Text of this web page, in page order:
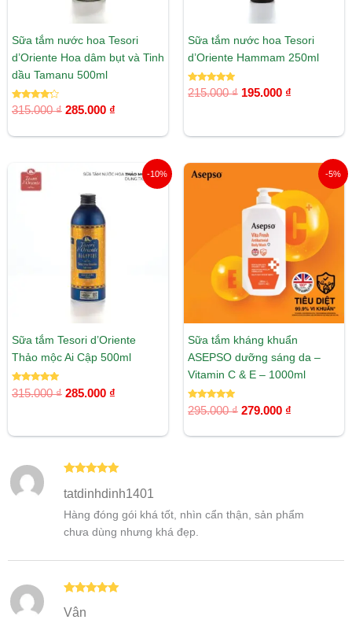
Sữa tắm nước hoa Tesori
d’Oriente Hoa dâm bụt và Tinh
dầu Tamanu 500ml
Được xếp
hạng
315.000₫ 285.000 ₫
Sữa tắm nước hoa Tesori
d’Oriente Hammam 250ml
Được xếp
hạng
215.000₫ 195.000 ₫
-10%
Sữa tắm Tesori d’Oriente
Thảo mộc Ai Cập 500ml
Được xếp
hạng
315.000₫
315.000 ₫.
285.000 ₫
Giá
hiện
-5%
Sữa tắm kháng khuẩn
ASEPSO dưỡng sáng da –
Vitamin C & E – 1000ml
Được xếp
hạng
295.000₫
295.000 ₫.
279.000 ₫
là:
279.000 ₫.
hạng55
tatdinhdinh1401
Hàng đóng gói khá tốt, nhìn cẩn thận, sản phẩm
chưa dùng nhưng khá đẹp.
hạng
Vân